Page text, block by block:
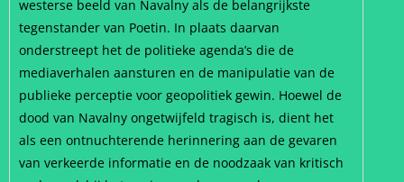
westerse beeld van Navalny als de belangrijkste
tegenstander van Poetin. In plaats daarvan
onderstreept het de politieke agenda’s die de
mediaverhalen aansturen en de manipulatie van de
publieke perceptie voor geopolitiek gewin. Hoewel de
dood van Navalny ongetwijfeld tragisch is, dient het
als een ontnuchterende herinnering aan de gevaren
van verkeerde informatie en de noodzaak van kritisch